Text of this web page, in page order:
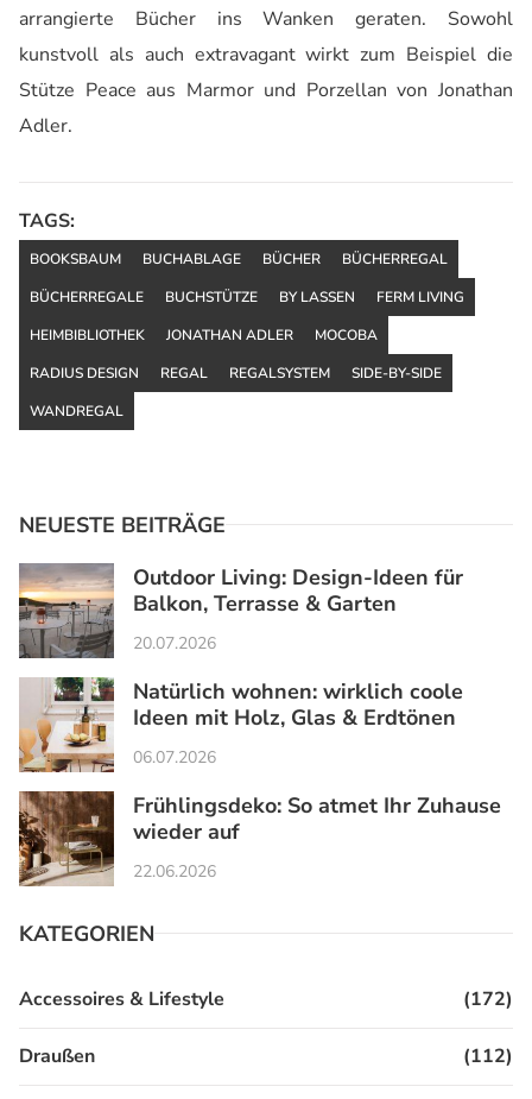
arrangierte Bücher ins Wanken geraten. Sowohl
kunstvoll als auch extravagant wirkt zum Beispiel die
Stütze Peace aus Marmor und Porzellan von Jonathan
Adler.
TAGS:
BOOKSBAUM BUCHABLAGE BÜCHER
BÜCHERREGAL
BÜCHERREGALE
BUCHSTÜTZE BY LASSEN
FERM LIVING
HEIMBIBLIOTHEK
JONATHAN ADLER
MOCOBA
RADIUS DESIGN
REGAL REGALSYSTEM
SIDE-BY-SIDE
WANDREGAL
NEUESTE BEITRÄGE
Outdoor Living: Design-Ideen für
Balkon, Terrasse & Garten
20.07.2026
Natürlich wohnen: wirklich coole
Ideen mit Holz, Glas & Erdtönen
06.07.2026
Frühlingsdeko: So atmet Ihr Zuhause
wieder auf
22.06.2026
KATEGORIEN
Accessoires & Lifestyle (172)
Draußen (112)